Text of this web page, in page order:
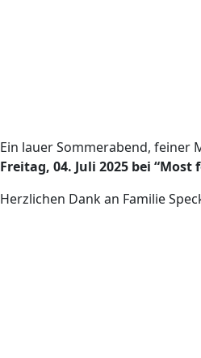
Ein lauer Sommerabend, feiner
Freitag, 04. Juli 2025 bei “Most
Herzlichen Dank an Familie